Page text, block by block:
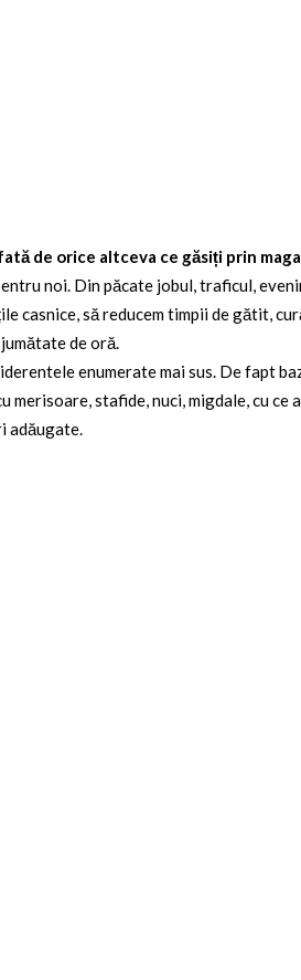
de orice altceva ce găsiți prin
noi. Din păcate jobul, traficul,
casnice, să reducem timpii de gătit,
de oră.
enumerate mai sus. De fapt
stafide, nuci, migdale, cu ce
adăugate.